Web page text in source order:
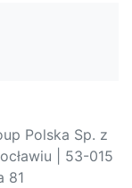
Polska Sp. z
| 53-015
81